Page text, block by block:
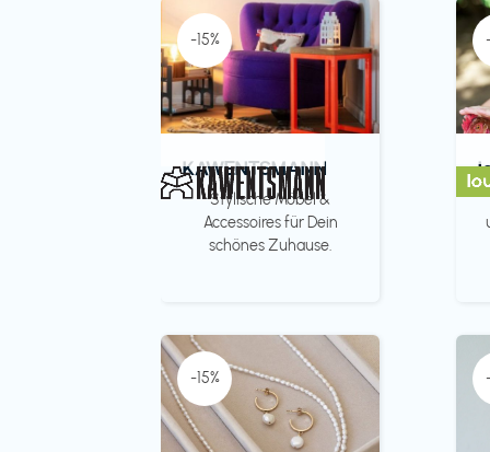
-15%
KAWENTSMANN
Stylische Möbel &
Accessoires für Dein
schönes Zuhause.
-15%